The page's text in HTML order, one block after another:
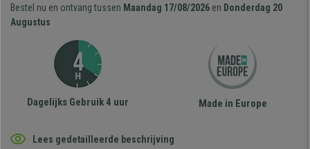
Bestel nu en ontvang tussen Maandag 17/08/2026 en Donderdag 20
Augustus
Dagelijks Gebruik 4 uur Made in Europe
Lees gedetailleerde beschrijving